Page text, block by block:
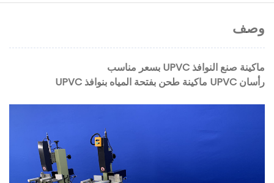
وصف
ماكينة صنع النوافذ UPVC بسعر مناسب
رأسان UPVC ماكينة طحن بفتحة المياه بنوافذ UPVC